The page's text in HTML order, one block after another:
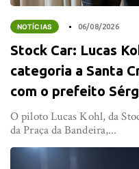
NOTÍCIAS 06/08/2026
Stock Car: Lucas
categoria a Santa
com o prefeito
O piloto Lucas Kohl, da
da Praça da Bandeira,...